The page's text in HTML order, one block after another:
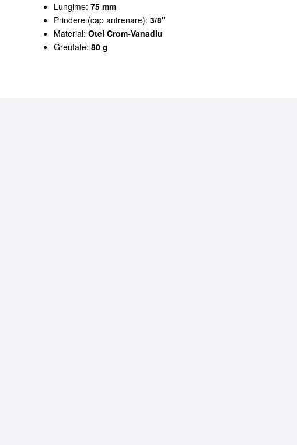
Lungime:75 mm
Prindere (cap antrenare):3/8"
Material:Otel Crom-Vanadiu
Greutate:80 g